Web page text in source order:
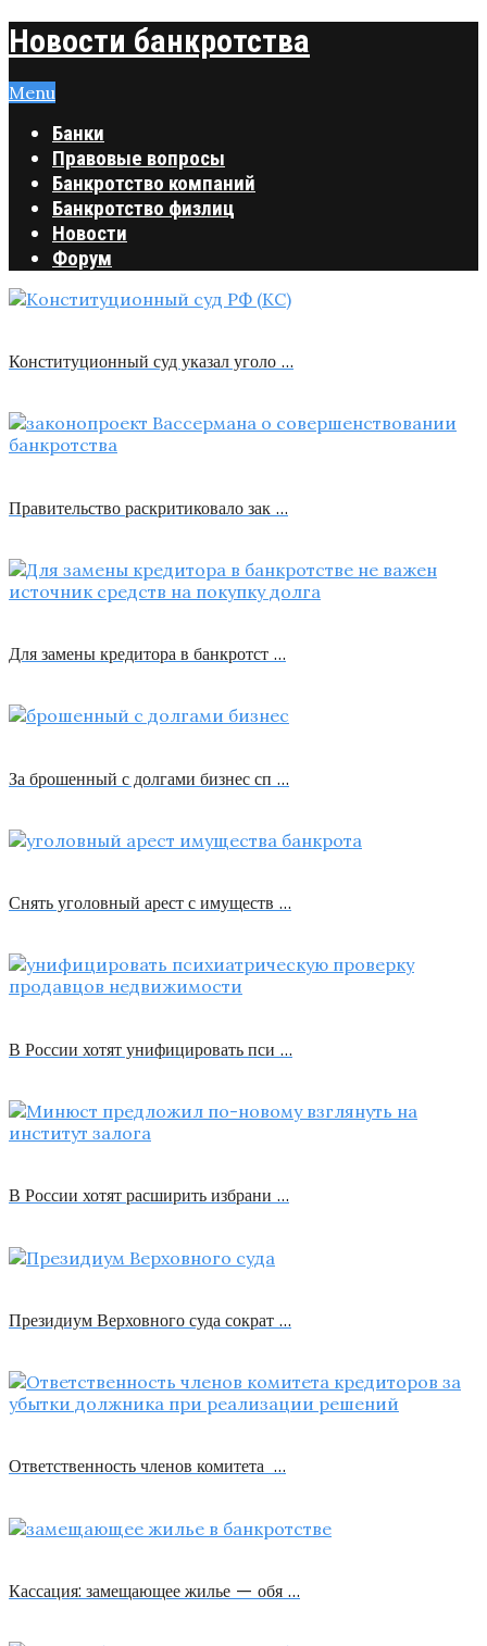
Новости банкротства
Menu
Банки
Правовые вопросы
Банкротство компаний
Банкротство физлиц
Новости
Форум
Конституционный суд указал уголо …
Правительство раскритиковало зак …
Для замены кредитора в банкротст …
За брошенный с долгами бизнес сп …
Снять уголовный арест с имуществ …
В России хотят унифицировать пси …
В России хотят расширить избрани …
Президиум Верховного суда сократ …
Ответственность членов комитета …
Кассация: замещающее жилье — обя …